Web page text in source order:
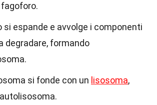
si espande e avvolge i componenti
degradare, formando
si fonde con un lisosoma,